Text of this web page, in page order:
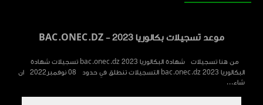
موعد تسجيلات بكالوريا 2023 - BAC.ONEC.DZ
من هنا تسجيلات شهادة البكالوريا 2023 bac.onec.dz تسجيلات شهادة
البكالوريا 2023 bac.onec.dz التسجيلات تنطلق في حدود 08 نوفمبر2022 ان
شاء...